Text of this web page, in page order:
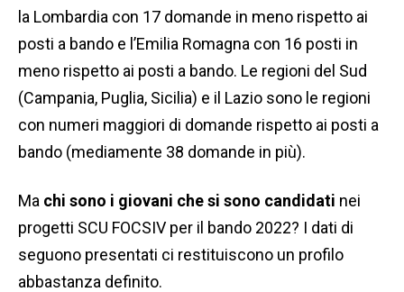
la Lombardia con 17 domande in meno rispetto ai
posti a bando e l’Emilia Romagna con 16 posti in
meno rispetto ai posti a bando. Le regioni del Sud
(Campania, Puglia, Sicilia) e il Lazio sono le regioni
con numeri maggiori di domande rispetto ai posti a
bando (mediamente 38 domande in più).
Ma chi sono i giovani che si sono candidati nei
progetti SCU FOCSIV per il bando 2022? I dati di
seguono presentati ci restituiscono un profilo
abbastanza definito.